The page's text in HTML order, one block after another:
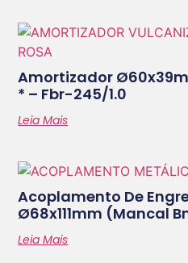
Amortizador
* – Fbr-245/1.0
Leia Mais
Acoplamento De
Ø68x111mm (mancal
Leia Mais